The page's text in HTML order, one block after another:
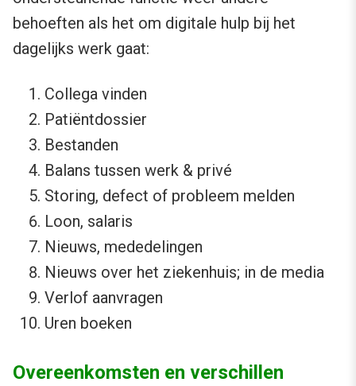
behoeften als het om digitale hulp bij het
dagelijks werk gaat:
Collega vinden
Patiëntdossier
Bestanden
Balans tussen werk & privé
Storing, defect of probleem melden
Loon, salaris
Nieuws, mededelingen
Nieuws over het ziekenhuis; in de media
Verlof aanvragen
Uren boeken
Overeenkomsten en verschillen